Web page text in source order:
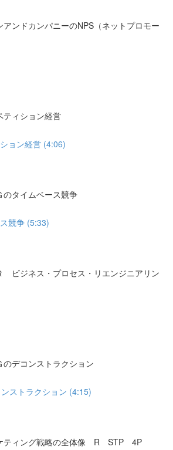
ンドカンパニーのNPS（ネットプロモー
ィション経営
ョン経営 (4:06)
タイムベース競争
競争 (5:33)
ジネス・プロセス・リエンジニアリン
デコンストラクション
ストラクション (4:15)
ティング戦略の全体像 R STP 4P